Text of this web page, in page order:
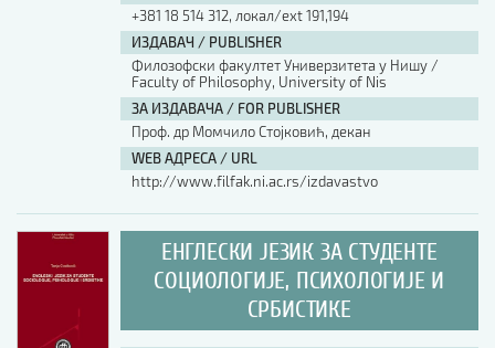
+381 18 514 312, локал/ext 191,194
ИЗДАВАЧ / PUBLISHER
Филозофски факултет Универзитета у Нишу /
Faculty of Philosophy, University of Nis
ЗА ИЗДАВАЧА / FOR PUBLISHER
Проф. др Момчило Стојковић, декан
WEB АДРЕСА / URL
http://www.filfak.ni.ac.rs/izdavastvo
ЕНГЛЕСКИ ЈЕЗИК ЗА СТУДЕНТЕ
СОЦИОЛОГИЈЕ, ПСИХОЛОГИЈЕ И
СРБИСТИКЕ